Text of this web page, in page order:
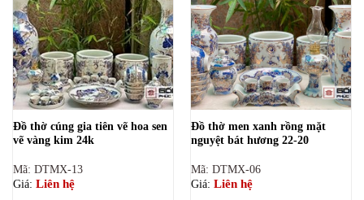
Đồ thờ cúng gia tiên vẽ hoa sen
vẽ vàng kim 24k
Mã: DTMX-13
Giá: Liên hệ
Đồ thờ men xanh rồng mặt
nguyệt bát hương 22-20
Mã: DTMX-06
Giá: Liên hệ